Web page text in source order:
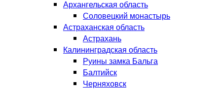
Архангельская область
Соловецкий монастырь
Астраханская область
Астрахань
Калининградская область
Руины замка Бальга
Балтийск
Черняховск